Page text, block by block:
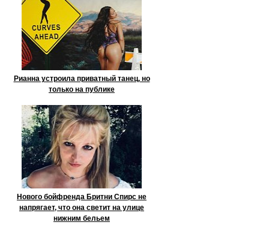
Рианна устроила приватный танец, но
только на публике
Нового бойфренда Бритни Спирс не
напрягает, что она светит на улице
нижним бельем